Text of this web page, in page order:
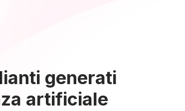
generati
artificiale